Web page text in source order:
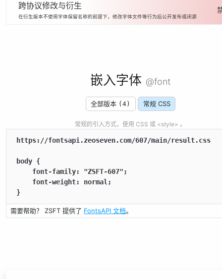
跨协议修改与衍生
在衍生版本不使用字体保留名称的前提下，修改字体文件等行为后公开发布或闭源
嵌入字体 @font
全部版本 (4) 常规 CSS
常规的引入方式，使用 CSS 或 <style> 。
https://fontsapi.zeoseven.com/607/main/result.css
body {
    font-family: "ZSFT-607";
    font-weight: normal;
}
需要帮助？ ZSFT 提供了 FontsAPI 文档。